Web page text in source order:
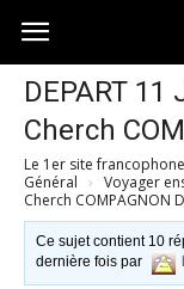
Australia-
australie.com
DEPART 11
Cherch
Le 1er site
Général › Voyager
Cherch COMPAGNON
Ce sujet contient 10
dernière fois par